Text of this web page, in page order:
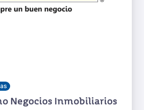
Negocios Inmobiliarios